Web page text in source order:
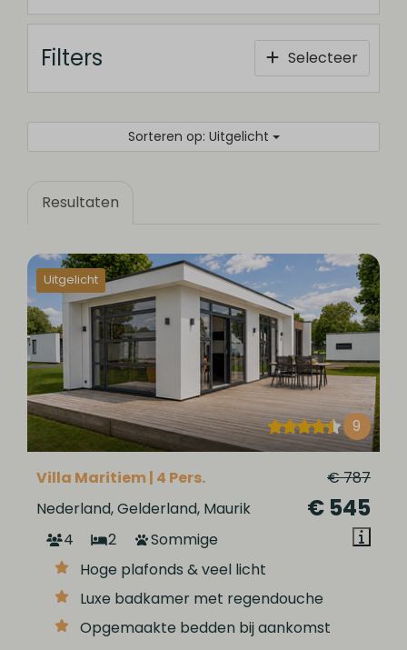
Filters Selecteer
Sorteren op: Uitgelicht
Resultaten
Uitgelicht
9
€ 787
€ 545
Villa Maritiem | 4 Pers.
Nederland, Gelderland, Maurik
4
2
Sommige
Hoge plafonds & veel licht
Luxe badkamer met regendouche
Opgemaakte bedden bij aankomst